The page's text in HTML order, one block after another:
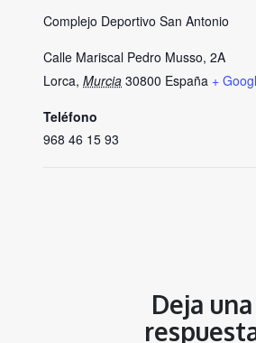
Complejo Deportivo San Antonio
Calle Mariscal Pedro Musso, 2A
Lorca, Murcia 30800 España +
Teléfono
968 46 15 93
Deja una